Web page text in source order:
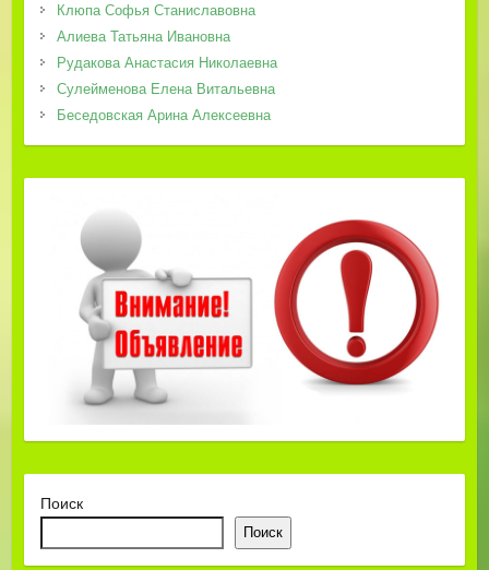
Клюпа Софья Станиславовна
Алиева Татьяна Ивановна
Рудакова Анастасия Николаевна
Сулейменова Елена Витальевна
Беседовская Арина Алексеевна
Поиск
Поиск